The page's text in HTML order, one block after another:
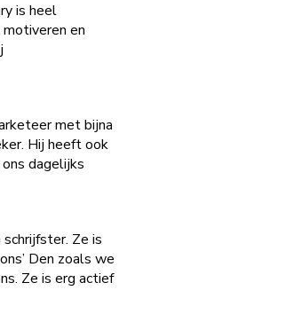
is heel
en
met bijna
Hij heeft ook
dagelijks
Ze is
Den zoals we
Ze is erg actief